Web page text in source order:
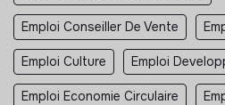
Emploi Conseiller De Vente
Emploi Culture Emploi
Emploi Economie Circulaire